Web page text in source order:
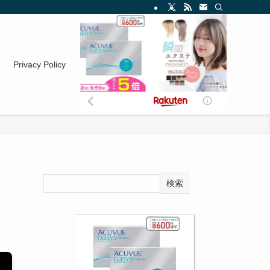
Privacy Policy
検索